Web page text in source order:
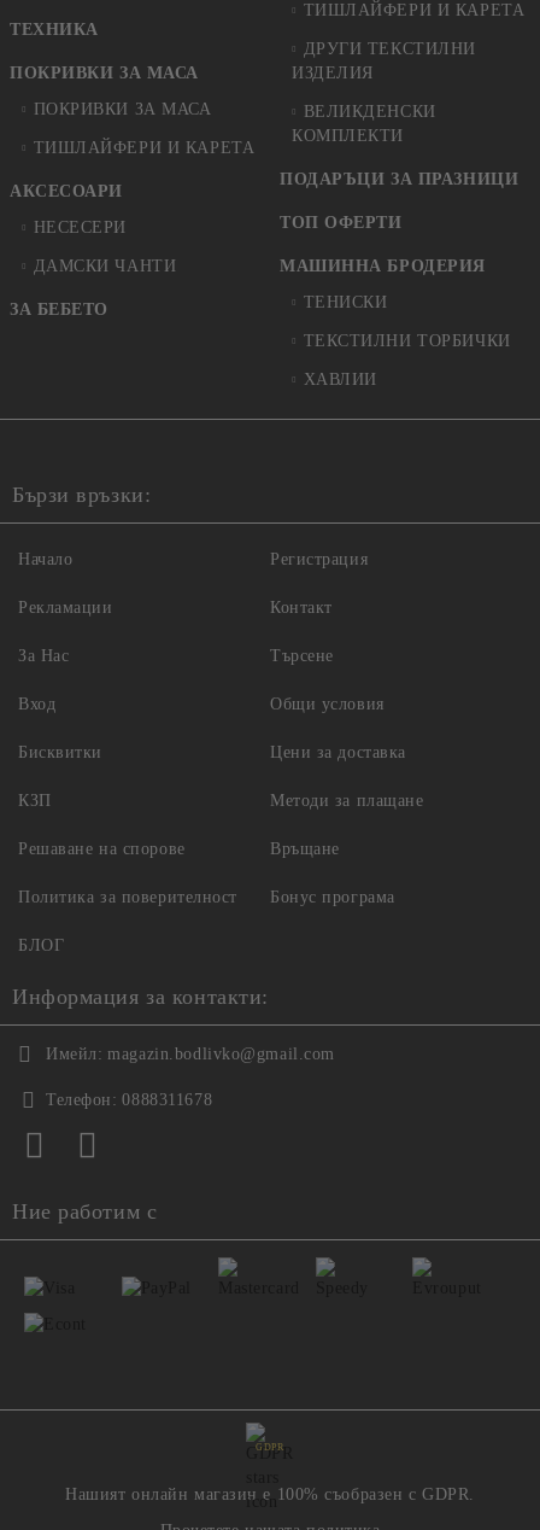
ТЕХНИКА
ПОКРИВКИ ЗА МАСА
ПОКРИВКИ ЗА МАСА
ТИШЛАЙФЕРИ И КАРЕТА
АКСЕСОАРИ
НЕСЕСЕРИ
ДАМСКИ ЧАНТИ
ЗА БЕБЕТО
ТИШЛАЙФЕРИ И КАРЕТА
ДРУГИ ТЕКСТИЛНИ
ИЗДЕЛИЯ
ВЕЛИКДЕНСКИ
КОМПЛЕКТИ
ПОДАРЪЦИ ЗА ПРАЗНИЦИ
ТОП ОФЕРТИ
МАШИННА БРОДЕРИЯ
ТЕНИСКИ
ТЕКСТИЛНИ ТОРБИЧКИ
ХАВЛИИ
Бързи връзки:
Начало
Рекламации
За Нас
Вход
Регистрация
Контакт
Търсене
Общи условия
Бисквитки
КЗП
Решаване на спорове
Политика за поверителност
Цени за доставка
Методи за плащане
Връщане
Бонус програма
БЛОГ
Информация за контакти:
Имейл: magazin.bodlivko@gmail.com
Телефон: 0888311678
Ние работим с
GDPR
Нашият онлайн магазин е 100% съобразен с GDPR.